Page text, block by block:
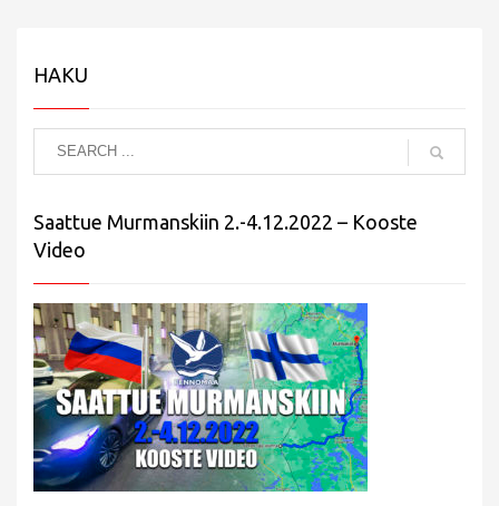
HAKU
Saattue Murmanskiin 2.-4.12.2022 – Kooste
Video